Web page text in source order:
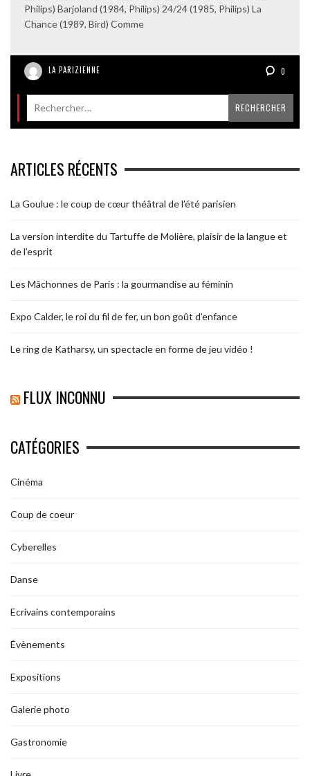
Philips) Barjoland (1984, Philips) 24/24 (1985, Philips) La
Chance (1989, Bird) Comme
LA PARIZIENNE 0
ARTICLES RÉCENTS
La Goulue : le coup de cœur théâtral de l’été parisien
La version interdite du Tartuffe de Molière, plaisir de la langue et
de l’esprit
Les Mâchonnes de Paris : la gourmandise au féminin
Expo Calder, le roi du fil de fer, un bon goût d’enfance
Le ring de Katharsy, un spectacle en forme de jeu vidéo !
FLUX INCONNU
CATÉGORIES
Cinéma
Coup de coeur
Cyberelles
Danse
Ecrivains contemporains
Évènements
Expositions
Galerie photo
Gastronomie